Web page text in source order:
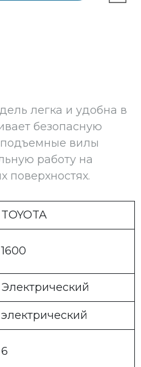
легка и удобна в
безопасную
подъемные вилы
работу на
поверхностях.
TOYOTA
1600
Электрический
электрический
6